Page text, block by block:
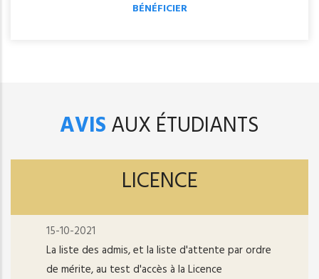
BÉNÉFICIER
AVISAUX ÉTUDIANTS
LICENCE
15-10-2021
La liste des admis, et la liste d'attente par ordre
de mérite, au test d'accès à la Licence